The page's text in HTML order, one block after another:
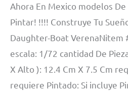
Ahora En Mexico modelos
Pintar! !!!! Construye Tu
Daughter-Boat VerenaNitem
escala: 1/72 cantidad De
X Alto ): 12.4 Cm X 7.5 Cm
requiere Pintado: Si incluye